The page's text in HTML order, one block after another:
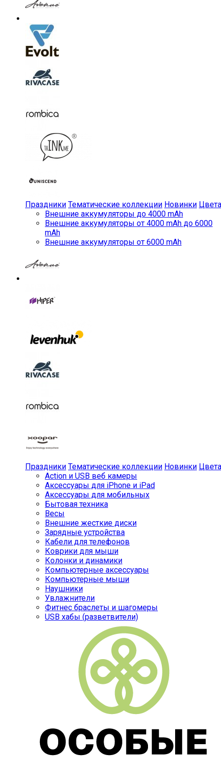
Праздники Тематические коллекции Новинки Цвета
Внешние аккумуляторы до 4000 mAh
Внешние аккумуляторы от 4000 mAh до 6000
mAh
Внешние аккумуляторы от 6000 mAh
Праздники Тематические коллекции Новинки Цвета
Action и USB веб камеры
Аксессуары для iPhone и iPad
Аксессуары для мобильных
Бытовая техника
Весы
Внешние жесткие диски
Зарядные устройства
Кабели для телефонов
Коврики для мыши
Колонки и динамики
Компьютерные аксессуары
Компьютерные мыши
Наушники
Увлажнители
Фитнес браслеты и шагомеры
USB хабы (разветвители)